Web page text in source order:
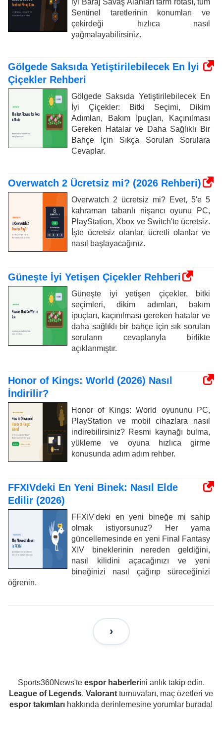
iyi Baraj Savaş Alanları farm rotası, tüm
Sentinel taretlerinin konumları ve
çekirdeği hızlıca nasıl
yağmalayabilirsiniz.
Gölgede Saksıda Yetiştirilebilecek En İyi
Çiçekler Rehberi
Gölgede Saksıda Yetiştirilebilecek En
İyi Çiçekler: Bitki Seçimi, Dikim
Adımları, Bakım İpuçları, Kaçınılması
Gereken Hatalar ve Daha Sağlıklı Bir
Bahçe İçin Sıkça Sorulan Sorulara
Cevaplar.
Overwatch 2 Ücretsiz mi? (2026 Rehberi)
Overwatch 2 ücretsiz mi? Evet, 5'e 5
kahraman tabanlı nişancı oyunu PC,
PlayStation, Xbox ve Switch'te ücretsiz.
İşte ücretsiz olanlar, ücretli olanlar ve
nasıl başlayacağınız.
Güneşte İyi Yetişen Çiçekler Rehberi
Güneşte iyi yetişen çiçekler, bitki
seçimleri, dikim adımları, bakım
ipuçları, kaçınılması gereken hatalar ve
daha sağlıklı bir bahçe için sık sorulan
soruların cevaplarıyla birlikte
açıklanmıştır.
Honor of Kings: World (2026) Nasıl
İndirilir?
Honor of Kings: World oyununu PC,
PlayStation ve mobil cihazlara nasıl
indirebilirsiniz? Resmi kaynağı bulma,
yükleme ve oyuna hızlıca girme
konusunda adım adım rehber.
FFXIVdeki En Yeni Binek: Nasıl Elde
Edilir (2026)
FFXIV'deki en yeni bineğe mi sahip
olmak istiyorsunuz? Her yama
güncellemesinde en yeni Final Fantasy
XIV bineklerinin nereden geldiğini,
nasıl kilidini açacağınızı ve yeni
bineğinizi nasıl çağırıp süreceğinizi
öğrenin.
Sports360News'te espor haberlerini anlık takip edin.
League of Legends, Valorant turnuvaları, maç özetleri ve
espor takımları hakkında derinlemesine yorumlar burada!